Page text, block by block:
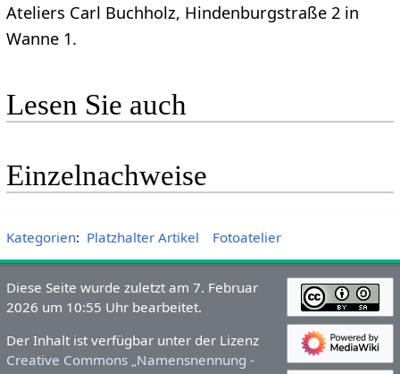
Ateliers Carl Buchholz, Hindenburgstraße 2 in
Wanne 1.
Lesen Sie auch
Einzelnachweise
Kategorien: Platzhalter Artikel Fotoatelier
Diese Seite wurde zuletzt am 7. Februar
2026 um 10:55 Uhr bearbeitet.
Der Inhalt ist verfügbar unter der Lizenz
Creative Commons „Namensnennung -